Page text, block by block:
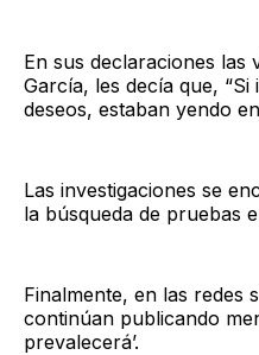
En sus declaraciones las
García, les decía que,
deseos, estaban yendo
Las investigaciones se
la búsqueda de pruebas
Finalmente, en las redes
continúan publicando
prevalecerá’.